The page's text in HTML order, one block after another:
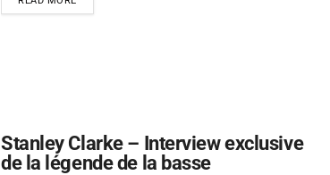
Stanley Clarke – Interview exclusive
de la légende de la basse